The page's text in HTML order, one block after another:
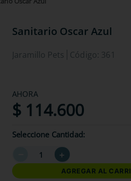
Sanitario Oscar Azul
Jaramillo Pets Código: 361
AHORA
$ 114.600
Seleccione Cantidad
＋
AGREGAR AL